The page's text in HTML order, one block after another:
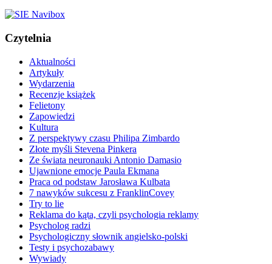
Czytelnia
Aktualności
Artykuły
Wydarzenia
Recenzje książek
Felietony
Zapowiedzi
Kultura
Z perspektywy czasu Philipa Zimbardo
Złote myśli Stevena Pinkera
Ze świata neuronauki Antonio Damasio
Ujawnione emocje Paula Ekmana
Praca od podstaw Jarosława Kulbata
7 nawyków sukcesu z FranklinCovey
Try to lie
Reklama do kąta, czyli psychologia reklamy
Psycholog radzi
Psychologiczny słownik angielsko-polski
Testy i psychozabawy
Wywiady